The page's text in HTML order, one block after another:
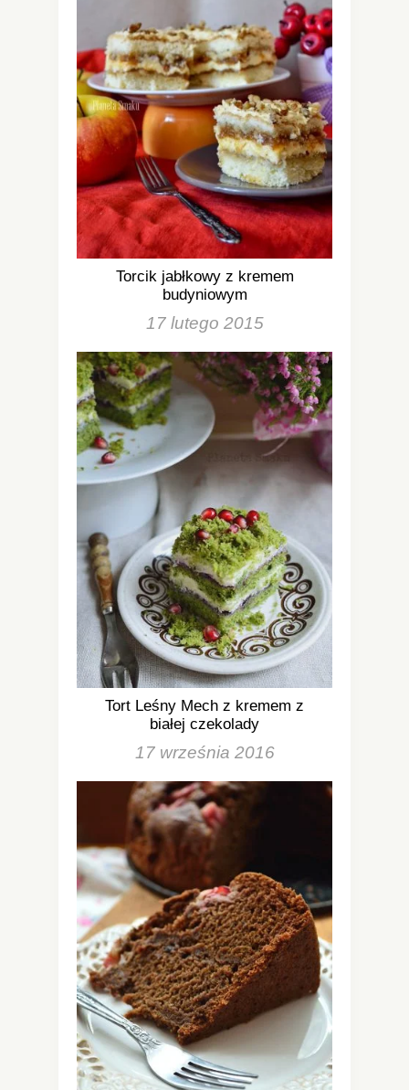
Torcik jabłkowy z kremem
budyniowym
17 lutego 2015
Tort Leśny Mech z kremem z
białej czekolady
17 września 2016